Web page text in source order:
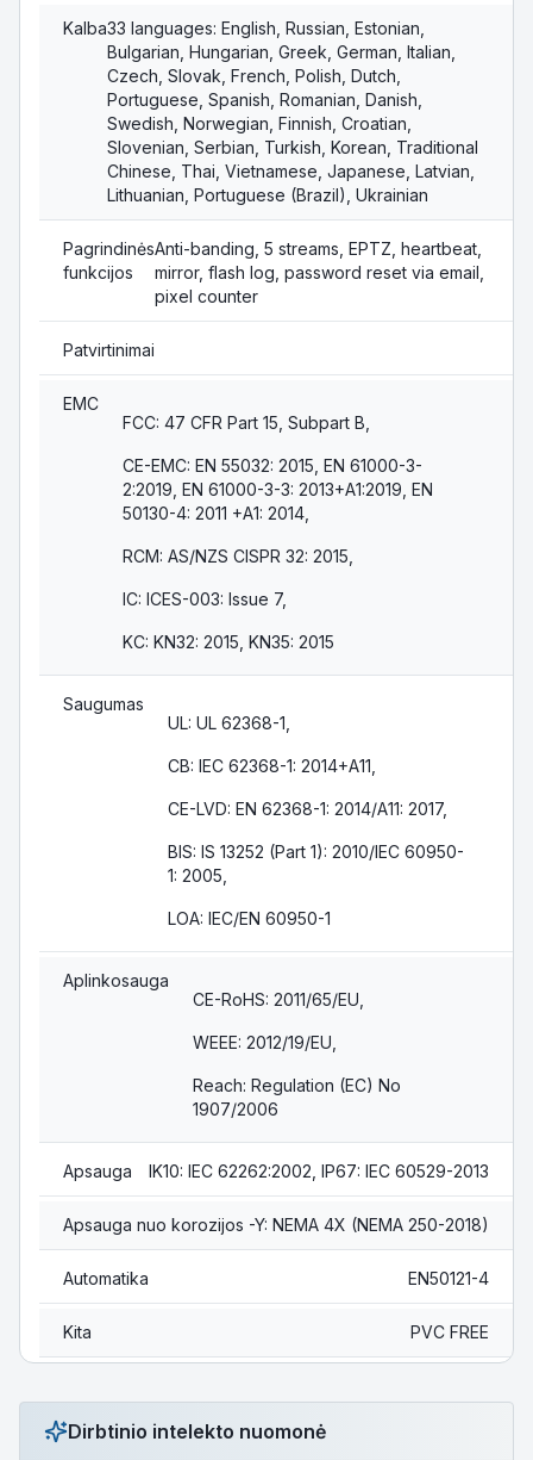
Kalba33 languages: English, Russian, Estonian,
Bulgarian, Hungarian, Greek, German, Italian,
Czech, Slovak, French, Polish, Dutch,
Portuguese, Spanish, Romanian, Danish,
Swedish, Norwegian, Finnish, Croatian,
Slovenian, Serbian, Turkish, Korean, Traditional
Chinese, Thai, Vietnamese, Japanese, Latvian,
Lithuanian, Portuguese (Brazil), Ukrainian
Pagrindinės
funkcijos
Anti-banding, 5 streams, EPTZ, heartbeat,
mirror, flash log, password reset via email,
pixel counter
Patvirtinimai
EMC
FCC: 47 CFR Part 15, Subpart B,
CE-EMC: EN 55032: 2015, EN 61000-3-
2:2019, EN 61000-3-3: 2013+A1:2019, EN
50130-4: 2011 +A1: 2014,
RCM: AS/NZS CISPR 32: 2015,
IC: ICES-003: Issue 7,
KC: KN32: 2015, KN35: 2015
Saugumas
UL: UL 62368-1,
CB: IEC 62368-1: 2014+A11,
CE-LVD: EN 62368-1: 2014/A11: 2017,
BIS: IS 13252 (Part 1): 2010/IEC 60950-
1: 2005,
LOA: IEC/EN 60950-1
Aplinkosauga
CE-RoHS: 2011/65/EU,
WEEE: 2012/19/EU,
Reach: Regulation (EC) No
1907/2006
Apsauga IK10: IEC 62262:2002, IP67: IEC 60529-2013
Apsauga nuo korozijos -Y: NEMA 4X (NEMA 250-2018)
Automatika EN50121-4
Kita PVC FREE
Dirbtinio intelekto nuomonė